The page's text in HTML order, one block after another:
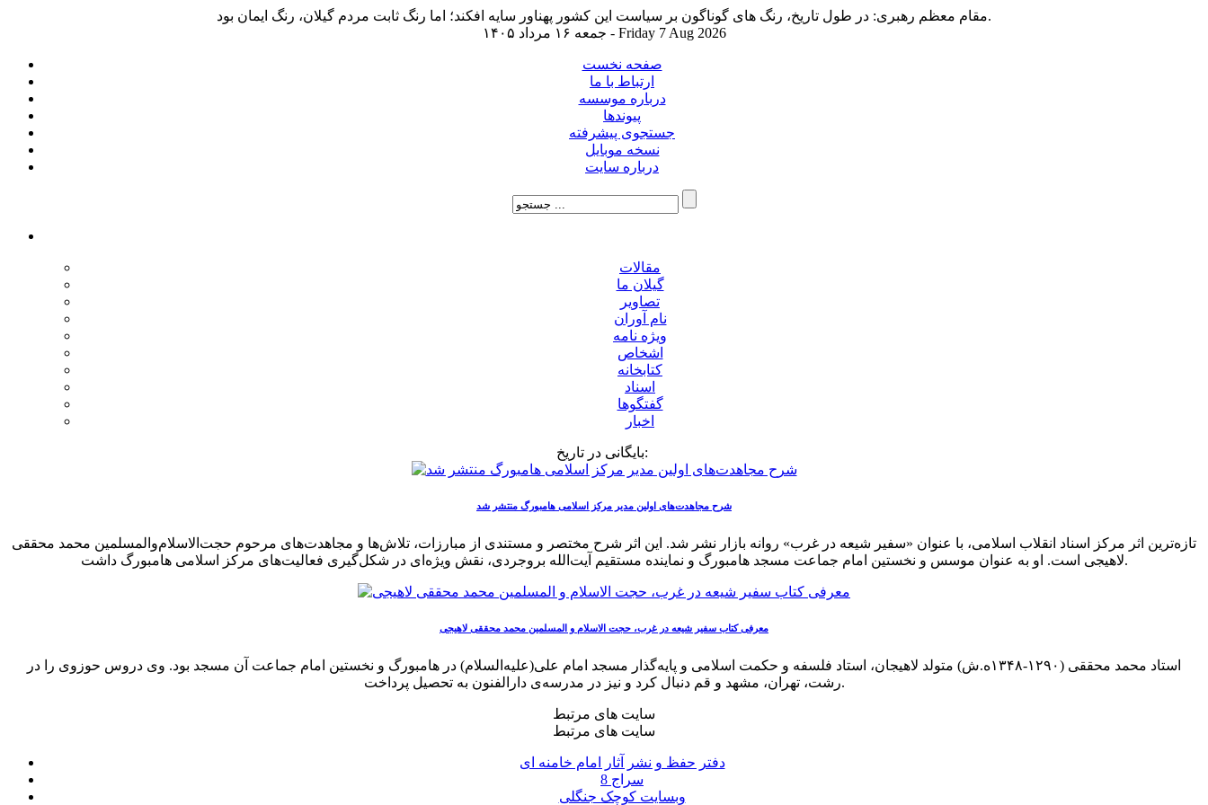
مقام معظم رهبری: در طول تاریخ، رنگ های گوناگون بر سیاست این کشور پهناور سایه افکند؛ اما رنگ ثابت مردم گیلان، رنگ ایمان بود.
جمعه ۱۶ مرداد ۱۴۰۵ - Friday 7 Aug 2026
صفحه نخست
ارتباط با ما
درباره موسسه
پیوندها
جستجوی پیشرفته
نسخه موبایل
درباره سایت
مقالات
گیلان ما
تصاویر
نام آوران
ویژه نامه
اشخاص
کتابخانه
اسناد
گفتگوها
اخبار
بایگانی در تاریخ:
شرح مجاهدت‌های اولین مدیر مرکز اسلامی هامبورگ منتشر شد
تازه‌ترین اثر مرکز اسناد انقلاب اسلامی، با عنوان «سفیر شیعه در غرب» روانه بازار نشر شد. این اثر شرح مختصر و مستندی از مبارزات، تلاش‌ها و مجاهدت‌های مرحوم حجت‌الاسلام‌والمسلمین محمد محققی
لاهیجی است. او به عنوان موسس و نخستین امام جماعت مسجد هامبورگ و نماینده مستقیم آیت‌الله بروجردی، نقش ویژه‌ای در شکل‌گیری فعالیت‌های مرکز اسلامی هامبورگ داشت.
معرفی کتاب سفیر شیعه در غرب، حجت الاسلام و المسلمین محمد محققی لاهیجی
استاد محمد محققی (۱۲۹۰-۱۳۴۸ه.ش) متولد لاهیجان، استاد فلسفه و حکمت اسلامی و پایه‌گذار مسجد امام علی(علیه‌السلام) در هامبورگ و نخستین امام جماعت آن مسجد بود. وی دروس حوزوی را در
رشت، تهران، مشهد و قم دنبال کرد و نیز در مدرسه‌ی دارالفنون به تحصیل پرداخت.
سایت های مرتبط
سایت های مرتبط
دفتر حفظ و نشر آثار امام خامنه ای
سراج 8
وبسایت کوچک جنگلی